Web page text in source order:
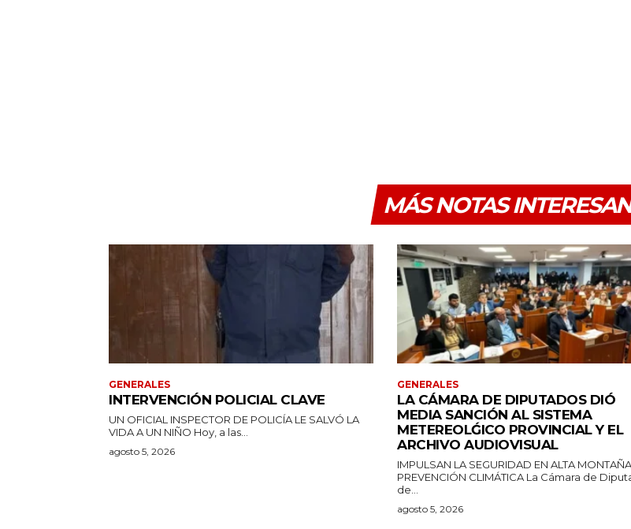
MÁS NOTAS
GENERALES
INTERVENCIÓN POLICIAL CLAVE
UN OFICIAL INSPECTOR DE POLICÍA LE SALVÓ LA
VIDA A UN NIÑO Hoy, a las...
agosto 5, 2026
GENERALES
LA CÁMARA DE DIPUTADOS DIÓ
MEDIA SANCIÓN AL SISTEMA
METEREOLǴICO PROVINCIAL Y EL
ARCHIVO AUDIOVISUAL
IMPULSAN LA SEGURIDAD EN ALTA
PREVENCIÓN CLIMÁTICA La Cámara de Diputados
de...
agosto 5, 2026